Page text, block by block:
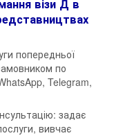
візи Д в
попередньої
по
Telegram,
задає
вивчає